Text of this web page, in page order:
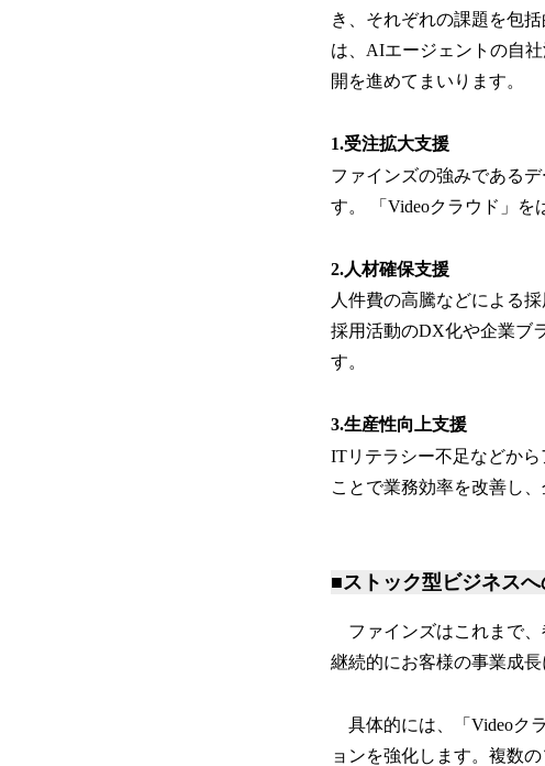
き、それぞれの課題を包
は、AIエージェントの自
開を進めてまいります。
1.受注拡大支援
ファインズの強みである
す。 「Videoクラウド」を
2.人材確保支援
人件費の高騰などによる
採用活動のDX化や企業ブ
す。
3.生産性向上支援
ITリテラシー不足などか
ことで業務効率を改善し
■ストック型ビジネス
ファインズはこれまで、
継続的にお客様の事業成
具体的には、「Videoク
ョンを強化します。複数